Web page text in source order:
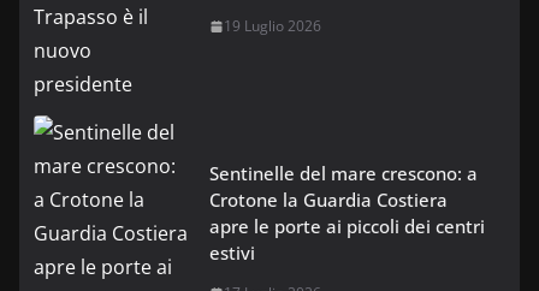
19 Luglio 2026
Sentinelle del mare crescono: a
Crotone la Guardia Costiera
apre le porte ai piccoli dei centri
estivi